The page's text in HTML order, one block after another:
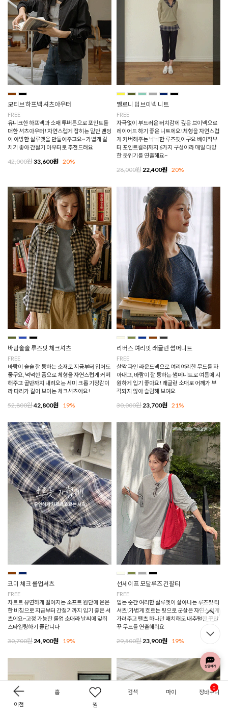
이전
홈
찜
검색 마이 장바구니
0
모티브 하프넥 셔츠아우터
FREE
유니크한 하프넥과 소매 투버튼으로 포인트를
더한 셔츠아우터! 자연스럽게 잡히는 밑단 밴딩
이 아방한 실루엣을 만들어주고요~ 가볍게 걸
치기 좋아 간절기 아우터로 추천드려요
42,000원33,600원 20%
멜로니 딥브이넥 니트
FREE
자극없이 부드러운 터치감에 깊은 브이넥으로
레이어드 하기 좋은 니트에요!체형을 자연스럽
게 커버해주는 낙낙한 루즈핏이구요 베이직부
터 포인트컬러까지 6가지 구성이라 매일 다양
한 분위기를 연출해요~
28,000원22,400원 20%
바람솔솔 루즈핏 체크셔츠
FREE
바람이 솔솔 잘 통하는 소재로 지금부터 입어도
좋구요, 넉넉한 품으로 체형을 자연스럽게 커버
해주고 골반까지 내려오는 세미 크롭 기장감이
라 다리가 길어 보이는 체크셔츠에요!
52,800원42,800원 19%
리버스 여리핏 래글런 썸머니트
FREE
살짝 파인 라운드넥으로 여리여리한 무드를 자
아내고, 바람이 잘 통하는 썸머니트로 여름에 시
원하게 입기 좋아요! 래글런 소매로 어깨가 부
각되지 않아 슬림해 보여요
30,000원 23,700원 21%
코미 체크 롤업셔츠
FREE
차르르 유연하게 떨어지는 소프트 원단에 은은
한 비침으로 지금부터 간절기까지 입기 좋은 셔
츠에요~고정 가능한 롤업 소매라 날씨에 맞춰
스타일링하기 좋답니다
30,700원 24,900원 19%
선세이프 모달루즈 긴팔티
FREE
입는 순간 여리한 실루엣이 살아나는 루즈핏 티
셔츠!가볍게 흐르는 핏으로 군살은 자연스럽게
가려주고 팬츠 하나만 매치해도 내추럴한 꾸안
꾸 무드를 연출해줘요
29,500원 23,900원 19%